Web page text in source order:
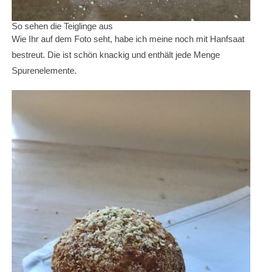
So sehen die Teiglinge aus
Wie Ihr auf dem Foto seht, habe ich meine noch mit Hanfsaat
bestreut. Die ist schön knackig und enthält jede Menge
Spurenelemente.